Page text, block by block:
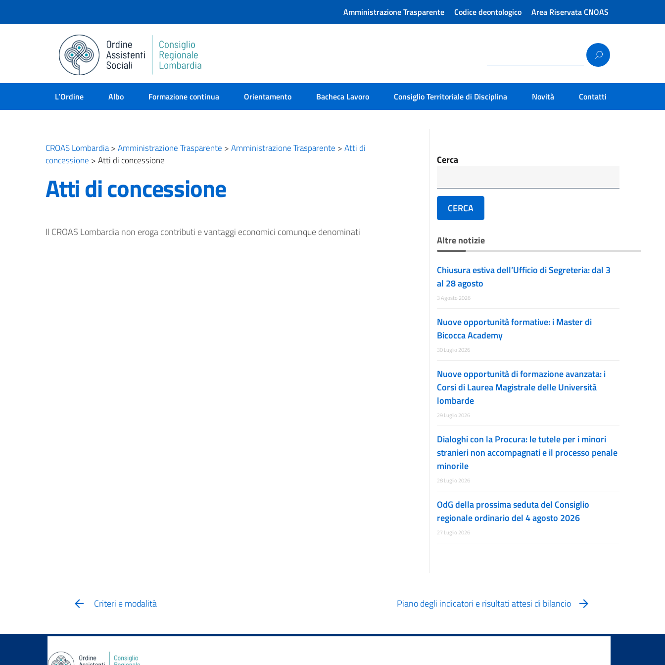
Amministrazione Trasparente Codice deontologico Area Riservata CNOAS
L’Ordine Albo Formazione continua Orientamento Bacheca Lavoro Consiglio Territoriale di Disciplina Novità Contatti
CROAS Lombardia> Amministrazione Trasparente > Amministrazione Trasparente > Atti di
concessione > Atti di concessione
Atti di concessione
Il CROAS Lombardia non eroga contributi e vantaggi economici comunque denominati
Cerca
CERCA
Altre notizie
Chiusura estiva dell’Ufficio di Segreteria: dal 3
al 28 agosto
3 Agosto 2026
Nuove opportunità formative: i Master di
Bicocca Academy
30 Luglio 2026
Nuove opportunità di formazione avanzata: i
Corsi di Laurea Magistrale delle Università
lombarde
29 Luglio 2026
Dialoghi con la Procura: le tutele per i minori
stranieri non accompagnati e il processo penale
minorile
28 Luglio 2026
OdG della prossima seduta del Consiglio
regionale ordinario del 4 agosto 2026
27 Luglio 2026
Criteri e modalità Piano degli indicatori e risultati attesi di bilancio